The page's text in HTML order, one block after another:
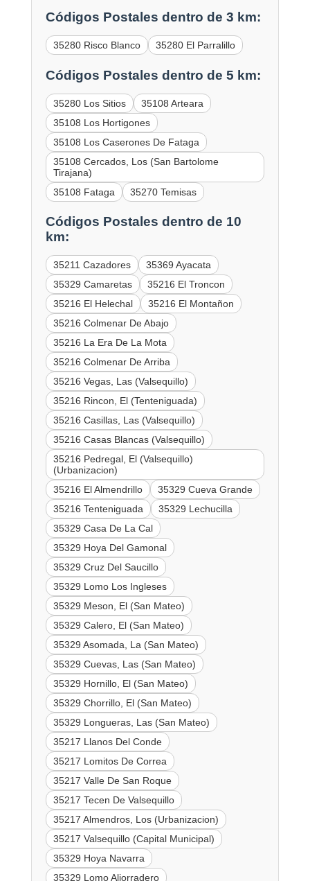
Códigos Postales dentro de 3 km:
35280 Risco Blanco 35280 El Parralillo
Códigos Postales dentro de 5 km:
35280 Los Sitios
35108 Arteara
35108 Los Hortigones
35108 Los Caserones De Fataga
35108 Cercados, Los (San Bartolome
Tirajana)
35108 Fataga
35270 Temisas
Códigos Postales dentro de 10
km:
35211 Cazadores
35369 Ayacata
35329 Camaretas
35216 El Troncon
35216 El Helechal
35216 El Montañon
35216 Colmenar De Abajo
35216 La Era De La Mota
35216 Colmenar De Arriba
35216 Vegas, Las (Valsequillo)
35216 Rincon, El (Tenteniguada)
35216 Casillas, Las (Valsequillo)
35216 Casas Blancas (Valsequillo)
35216 Pedregal, El (Valsequillo)
(Urbanizacion)
35216 El Almendrillo
35329 Cueva Grande
35216 Tenteniguada
35329 Lechucilla
35329 Casa De La Cal
35329 Hoya Del Gamonal
35329 Cruz Del Saucillo
35329 Lomo Los Ingleses
35329 Meson, El (San Mateo)
35329 Calero, El (San Mateo)
35329 Asomada, La (San Mateo)
35329 Cuevas, Las (San Mateo)
35329 Hornillo, El (San Mateo)
35329 Chorrillo, El (San Mateo)
35329 Longueras, Las (San Mateo)
35217 Llanos Del Conde
35217 Lomitos De Correa
35217 Valle De San Roque
35217 Tecen De Valsequillo
35217 Almendros, Los (Urbanizacion)
35217 Valsequillo (Capital Municipal)
35329 Hoya Navarra
35329 Lomo Aljorradero